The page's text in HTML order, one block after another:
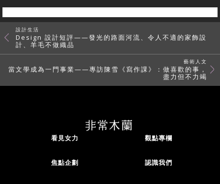
設計生活
Design 設計短評——發光的路面河流、令人不適的家飾設
計、羊毛不做織品
藝術人文
當文學成為一門事業——專訪陳雪《寫作課》：做喜歡的事，
盡力但不力竭
看見女力 觀點專欄
焦點企劃 認識我們